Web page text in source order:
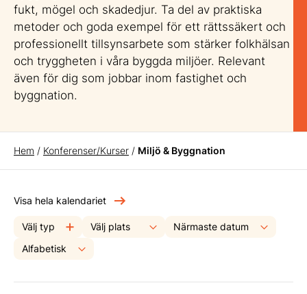
fukt, mögel och skadedjur. Ta del av praktiska
metoder och goda exempel för ett rättssäkert och
professionellt tillsynsarbete som stärker folkhälsan
och tryggheten i våra byggda miljöer. Relevant
även för dig som jobbar inom fastighet och
byggnation.
Hem / Konferenser/Kurser / Miljö & Byggnation
Visa hela kalendariet
Välj typ